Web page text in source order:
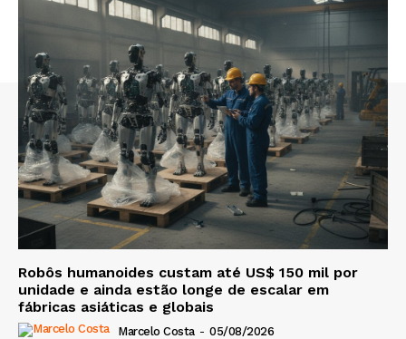
Robôs humanoides custam até US$ 150 mil por
unidade e ainda estão longe de escalar em
fábricas asiáticas e globais
Marcelo Costa - 05/08/2026